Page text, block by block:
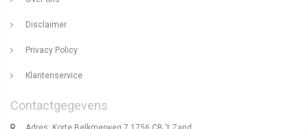
Disclaimer
Privacy Policy
Klantenservice
Contactgegevens